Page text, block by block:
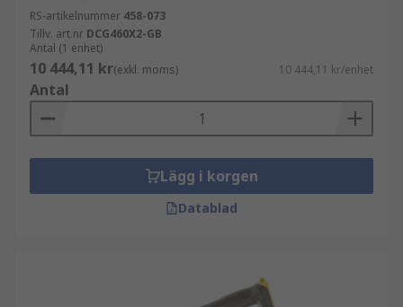
RS-artikelnummer 458-073
Tillv. art.nr DCG460X2-GB
Antal (1 enhet)
10 444,11 kr(exkl. moms) 10 444,11 kr/enhet
Antal
Lägg i korgen
Datablad